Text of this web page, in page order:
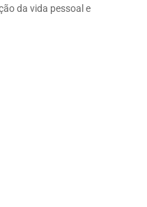
da vida pessoal e